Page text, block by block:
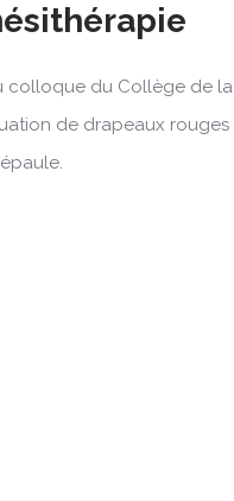
colloque du Collège de la
de drapeaux rouges